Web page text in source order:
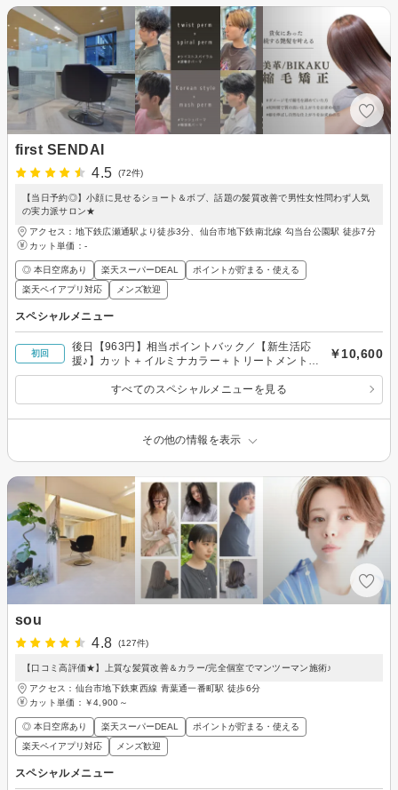
first SENDAI
4.5
(72件)
【当日予約◎】小顔に見せるショート＆ボブ、話題の髪質改善で男性女性問わず人気
の実力派サロン★
アクセス：地下鉄広瀬通駅より徒歩3分、仙台市地下鉄南北線 勾当台公園駅 徒歩7分
カット単価： -
◎ 本日空席あり 楽天スーパーDEAL
ポイントが貯まる・使える
楽天ペイアプリ対応
メンズ歓迎
スペシャルメニュー
初回
後日【963円】相当ポイントバック／【新生活応
援♪】カット＋イルミナカラー＋トリートメント
￥10600[仙台/髪質改善/広瀬通]
￥10,600
すべてのスペシャルメニューを見る
その他の情報を表示
sou
4.8
(127件)
【口コミ高評価★】上質な髪質改善＆カラー/完全個室でマンツーマン施術♪
アクセス：仙台市地下鉄東西線 青葉通一番町駅 徒歩6分
カット単価： ￥4,900～
◎ 本日空席あり 楽天スーパーDEAL
ポイントが貯まる・使える
楽天ペイアプリ対応
メンズ歓迎
スペシャルメニュー